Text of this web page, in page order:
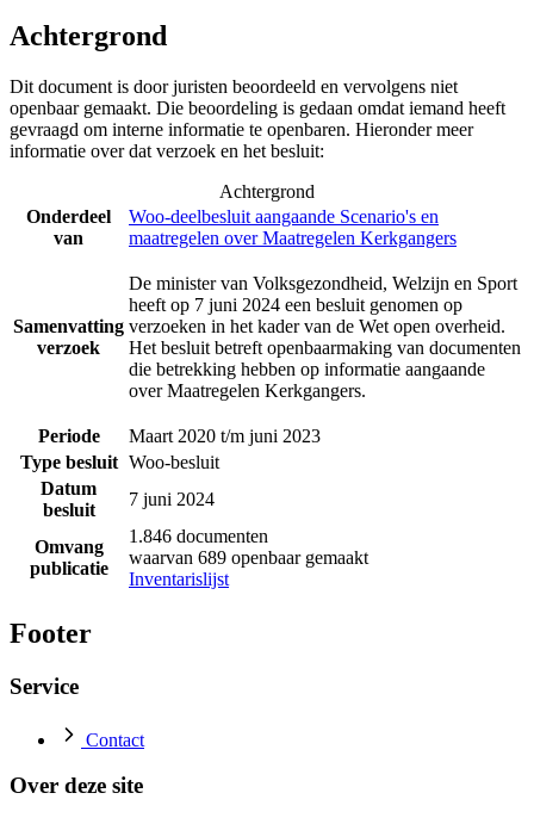
Achtergrond
Dit document is door juristen beoordeeld en vervolgens niet
openbaar gemaakt. Die beoordeling is gedaan omdat iemand heeft
gevraagd om interne informatie te openbaren. Hieronder meer
informatie over dat verzoek en het besluit:
Achtergrond
Onderdeel
van
Woo-deelbesluit aangaande Scenario's en
maatregelen over Maatregelen Kerkgangers
Samenvatting
verzoek
De minister van Volksgezondheid, Welzijn en Sport
heeft op 7 juni 2024 een besluit genomen op
verzoeken in het kader van de Wet open overheid.
Het besluit betreft openbaarmaking van documenten
die betrekking hebben op informatie aangaande
over Maatregelen Kerkgangers.
Periode
Maart 2020 t/m juni 2023
Type besluit Woo-besluit
Datum
besluit
7 juni 2024
Omvang
publicatie
1.846 documenten
waarvan 689 openbaar gemaakt
Inventarislijst
Footer
Service
Contact
Over deze site